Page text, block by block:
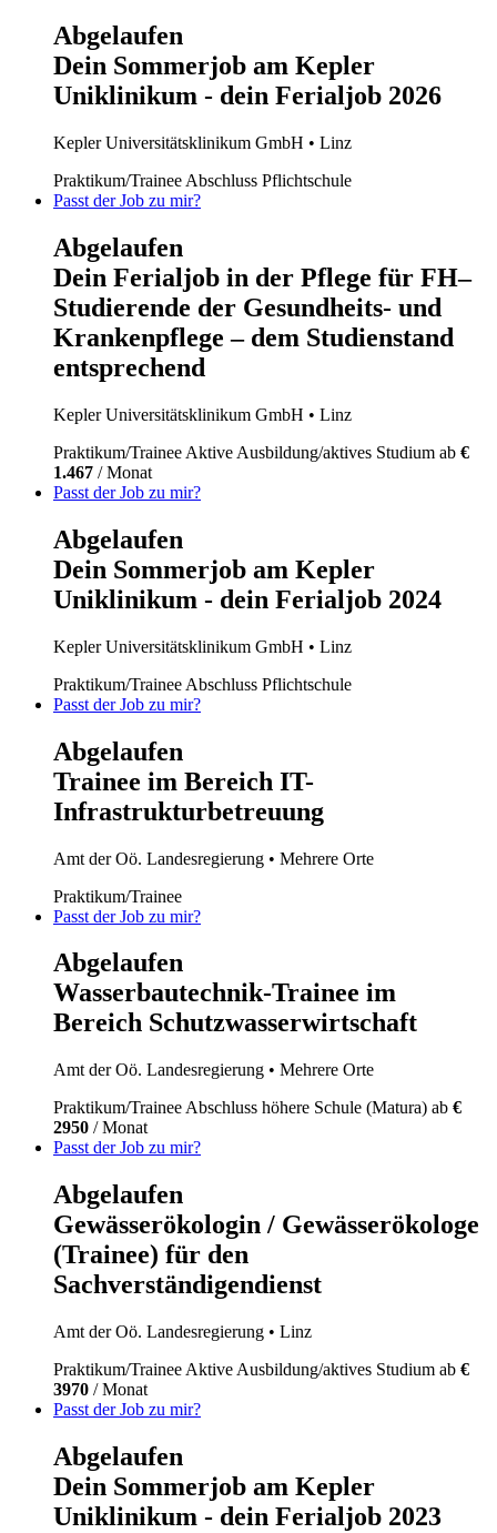
Abgelaufen
Dein Sommerjob am Kepler
Uniklinikum - dein Ferialjob 2026
Kepler Universitätsklinikum GmbH • Linz
Praktikum/Trainee Abschluss Pflichtschule
Passt der Job zu mir?
Abgelaufen
Dein Ferialjob in der Pflege für FH–
Studierende der Gesundheits- und
Krankenpflege – dem Studienstand
entsprechend
Kepler Universitätsklinikum GmbH • Linz
Praktikum/Trainee Aktive Ausbildung/aktives Studium ab €
1.467 / Monat
Passt der Job zu mir?
Abgelaufen
Dein Sommerjob am Kepler
Uniklinikum - dein Ferialjob 2024
Kepler Universitätsklinikum GmbH • Linz
Praktikum/Trainee Abschluss Pflichtschule
Passt der Job zu mir?
Abgelaufen
Trainee im Bereich IT-
Infrastrukturbetreuung
Amt der Oö. Landesregierung • Mehrere Orte
Praktikum/Trainee
Passt der Job zu mir?
Abgelaufen
Wasserbautechnik-Trainee im
Bereich Schutzwasserwirtschaft
Amt der Oö. Landesregierung • Mehrere Orte
Praktikum/Trainee Abschluss höhere Schule (Matura) ab €
2950 / Monat
Passt der Job zu mir?
Abgelaufen
Gewässerökologin / Gewässerökologe
(Trainee) für den
Sachverständigendienst
Amt der Oö. Landesregierung • Linz
Praktikum/Trainee Aktive Ausbildung/aktives Studium ab €
3970 / Monat
Passt der Job zu mir?
Abgelaufen
Dein Sommerjob am Kepler
Uniklinikum - dein Ferialjob 2023